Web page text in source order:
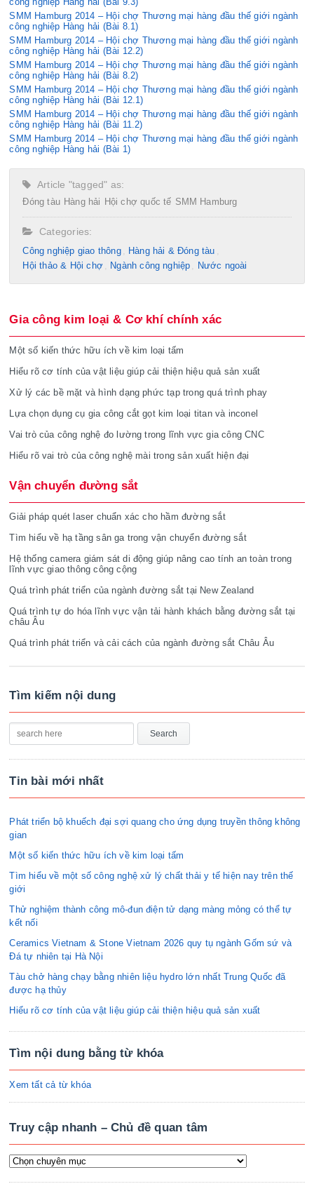
SMM Hamburg 2014 – Hội chợ Thương mại hàng đầu thế giới ngành
công nghiệp Hàng hải (Bài 8.1)
SMM Hamburg 2014 – Hội chợ Thương mại hàng đầu thế giới ngành
công nghiệp Hàng hải (Bài 12.2)
SMM Hamburg 2014 – Hội chợ Thương mại hàng đầu thế giới ngành
công nghiệp Hàng hải (Bài 8.2)
SMM Hamburg 2014 – Hội chợ Thương mại hàng đầu thế giới ngành
công nghiệp Hàng hải (Bài 12.1)
SMM Hamburg 2014 – Hội chợ Thương mại hàng đầu thế giới ngành
công nghiệp Hàng hải (Bài 11.2)
SMM Hamburg 2014 – Hội chợ Thương mại hàng đầu thế giới ngành
công nghiệp Hàng hải (Bài 1)
Article "tagged" as:
Đóng tàu Hàng hải Hội chợ quốc tế SMM Hamburg
Categories:
Công nghiệp giao thông
Hàng hải & Đóng tàu
Hội thảo & Hội chợ
Ngành công nghiệp Nước ngoài
Gia công kim loại & Cơ khí chính xác
Một số kiến thức hữu ích về kim loại tấm
Hiểu rõ cơ tính của vật liệu giúp cải thiện hiệu quả sản xuất
Xử lý các bề mặt và hình dạng phức tạp trong quá trình phay
Lựa chọn dụng cụ gia công cắt gọt kim loại titan và inconel
Vai trò của công nghệ đo lường trong lĩnh vực gia công CNC
Hiểu rõ vai trò của công nghệ mài trong sản xuất hiện đại
Vận chuyển đường sắt
Giải pháp quét laser chuẩn xác cho hầm đường sắt
Tìm hiểu về hạ tầng sân ga trong vận chuyển đường sắt
Hệ thống camera giám sát di động giúp nâng cao tính an toàn trong
lĩnh vực giao thông công cộng
Quá trình phát triển của ngành đường sắt tại New Zealand
Quá trình tự do hóa lĩnh vực vận tải hành khách bằng đường sắt tại
châu Âu
Quá trình phát triển và cải cách của ngành đường sắt Châu Âu
Tìm kiếm nội dung
Tin bài mới nhất
Phát triển bộ khuếch đại sợi quang cho ứng dụng truyền thông không
gian
Một số kiến thức hữu ích về kim loại tấm
Tìm hiểu về một số công nghệ xử lý chất thải y tế hiện nay trên thế
giới
Thử nghiệm thành công mô-đun điện tử dạng màng mỏng có thể tự
kết nối
Ceramics Vietnam & Stone Vietnam 2026 quy tụ ngành Gốm sứ và
Đá tự nhiên tại Hà Nội
Tàu chở hàng chạy bằng nhiên liệu hydro lớn nhất Trung Quốc đã
được hạ thủy
Hiểu rõ cơ tính của vật liệu giúp cải thiện hiệu quả sản xuất
Tìm nội dung bằng từ khóa
Xem tất cả từ khóa
Truy cập nhanh – Chủ đề quan tâm